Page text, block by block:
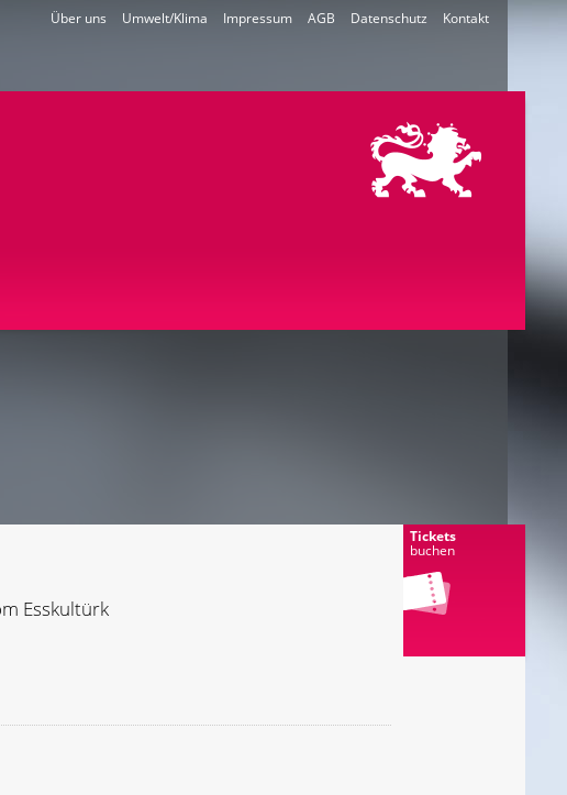
Kontakt
Datenschutz
AGB
Impressum
Umwelt/Klima
Über uns
Tickets
buchen
Esskultürk